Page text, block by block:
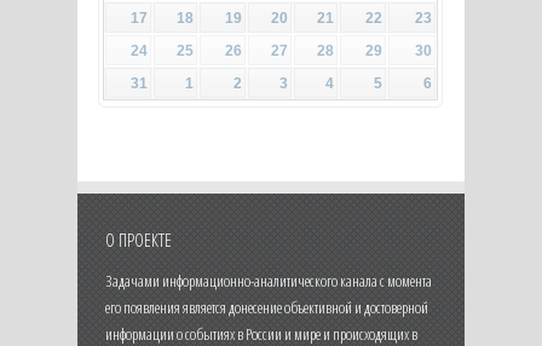
17
18 19 20 21 22
23
24
25 26 27 28 29
30
31
1 2 3 4 5 6
О ПРОЕКТЕ
Задачами информационно-аналитического канала с момента
его появления является донесение объективной и достоверной
информации о событиях в России и мире и происходящих в